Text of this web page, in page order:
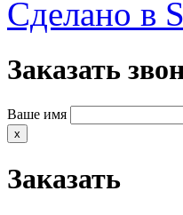
Сделано в
Заказать
Ваше имя
x
Заказать